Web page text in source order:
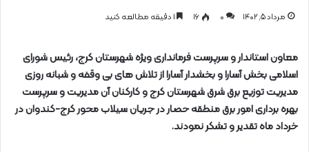
مرداد ۵, ۱۴۰۲ 0 ۱۶
معاون استاندار و سرپرست فرمانداری ویژه شهرستان کرج، رئیس شورای
اسلامی بخش آسارا و بخشدار آسارا از تلاش های بی وقفه و شبانه روزی
مدیریت توزیع برق شرق شهرستان کرج و کارکنان آن مدیریت و سرپرست
بهره برداری امور برق منطقه حصار در جریان سیلاب محور کرج-کندوان در
خرداد ماه تقدیر و تشکر نمودند.